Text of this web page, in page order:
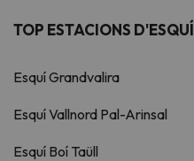
TOP ESTACIONS D'ESQUÍ
Esquí Grandvalira
Esquí Vallnord Pal-Arinsal
Esquí Boí Taüll